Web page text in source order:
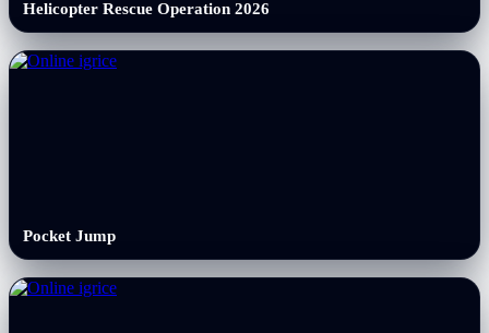
Helicopter Rescue Operation 2026
Pocket Jump